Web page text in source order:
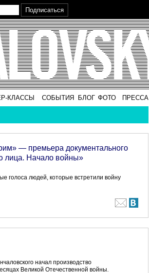
КЛАССЫ СОБЫТИЯ БЛОГ ФОТО ПРЕССА
— премьера документального
лица. Начало войны»
голоса людей, которые встретили войну
начал производство
Великой Отечественной войны.